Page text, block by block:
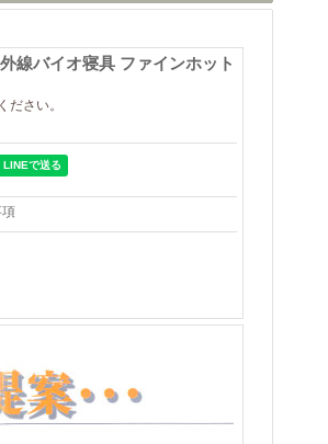
線バイオ寝具 ファインホット
ください。